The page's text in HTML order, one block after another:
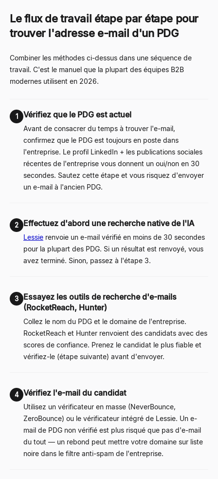
Le flux de travail étape par étape pour
trouver l'adresse e-mail d'un PDG
Combiner les méthodes ci-dessus dans une séquence de
travail. C'est le manuel que la plupart des équipes B2B
modernes utilisent en 2026.
1 Vérifiez que le PDG est actuel
Avant de consacrer du temps à trouver l'e-mail,
confirmez que le PDG est toujours en poste dans
l'entreprise. Le profil LinkedIn + les publications sociales
récentes de l'entreprise vous donnent un oui/non en 30
secondes. Sautez cette étape et vous risquez d'envoyer
un e-mail à l'ancien PDG.
2 Effectuez d'abord une recherche native de l'IA
Lessie renvoie un e-mail vérifié en moins de 30 secondes
pour la plupart des PDG. Si un résultat est renvoyé, vous
avez terminé. Sinon, passez à l'étape 3.
3
Essayez les outils de recherche d'e-mails
(RocketReach, Hunter)
Collez le nom du PDG et le domaine de l'entreprise.
RocketReach et Hunter renvoient des candidats avec des
scores de confiance. Prenez le candidat le plus fiable et
vérifiez-le (étape suivante) avant d'envoyer.
4 Vérifiez l'e-mail du candidat
Utilisez un vérificateur en masse (NeverBounce,
ZeroBounce) ou le vérificateur intégré de Lessie. Un e-
mail de PDG non vérifié est plus risqué que pas d'e-mail
du tout — un rebond peut mettre votre domaine sur liste
noire dans le filtre anti-spam de l'entreprise.